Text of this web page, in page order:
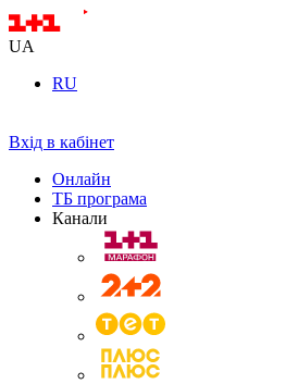
UA
RU
Вхід в кабінет
Онлайн
ТБ програма
Канали